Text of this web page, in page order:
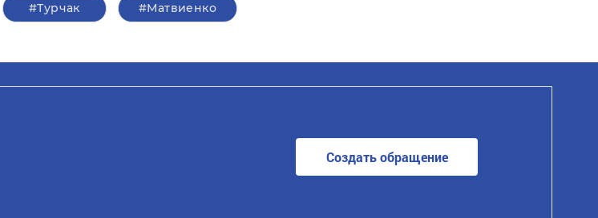
#Турчак #Матвиенко
Создать обращение